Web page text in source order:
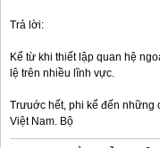
Trả lời:
Kể từ khi thiết lập quan hệ
lệ trên nhiều lĩnh vực.
Trưuớc hết, phi kể đến những
Việt Nam. Bộ